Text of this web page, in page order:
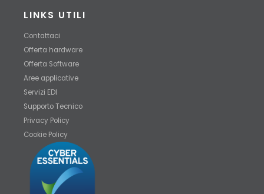
LINKS UTILI
Contattaci
Offerta hardware
Offerta Software
Aree applicative
Servizi EDI
Supporto Tecnico
Privacy Policy
Cookie Policy